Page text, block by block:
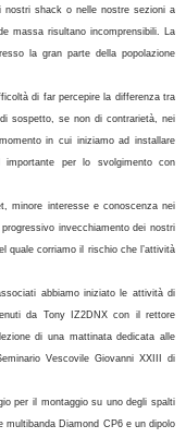
nostri shack o nelle nostre sezioni a
massa risultano incomprensibili. La
la gran parte della popolazione
di far percepire la differenza tra
sospetto, se non di contrarietà, nei
in cui iniziamo ad installare
per lo svolgimento con
minore interesse e conoscenza nei
invecchiamento dei nostri
quale corriamo il rischio che l’attività
abbiamo iniziato le attività di
da Tony IZ2DNX con il rettore
di una mattinata dedicata alle
Vescovile Giovanni XXIII di
per il montaggio su uno degli spalti
Diamond CP6 e un dipolo